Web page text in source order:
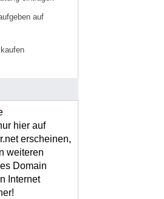
auf
hier auf
erscheinen,
weiteren
Domain
Internet